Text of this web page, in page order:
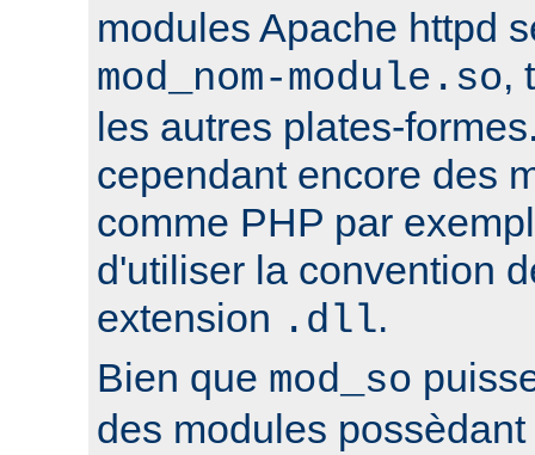
modules Apache httpd
mod_nom-module.so,
les autres plates-
cependant encore des
comme PHP par
d'utiliser la convention
extension .dll.
Bien que mod_so
des modules